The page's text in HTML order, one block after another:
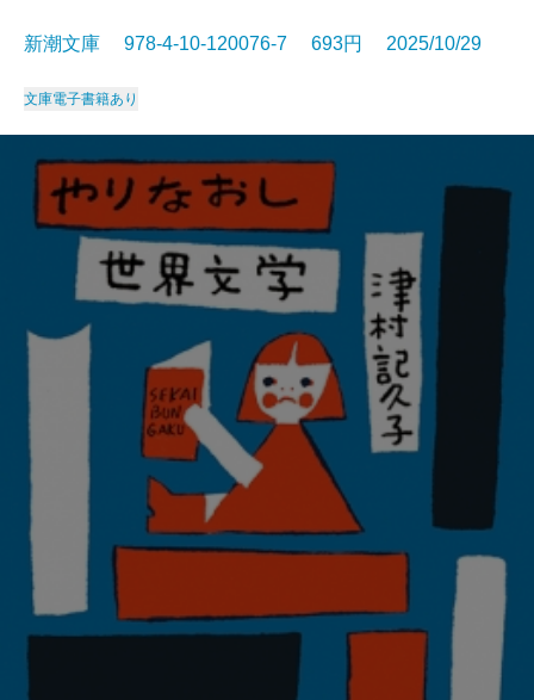
新潮文庫 978-4-10-120076-7 693円 2025/10/29
文庫電子書籍あり